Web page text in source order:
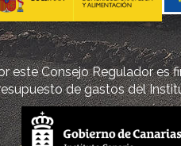
este Consejo Regulador es
de gastos del